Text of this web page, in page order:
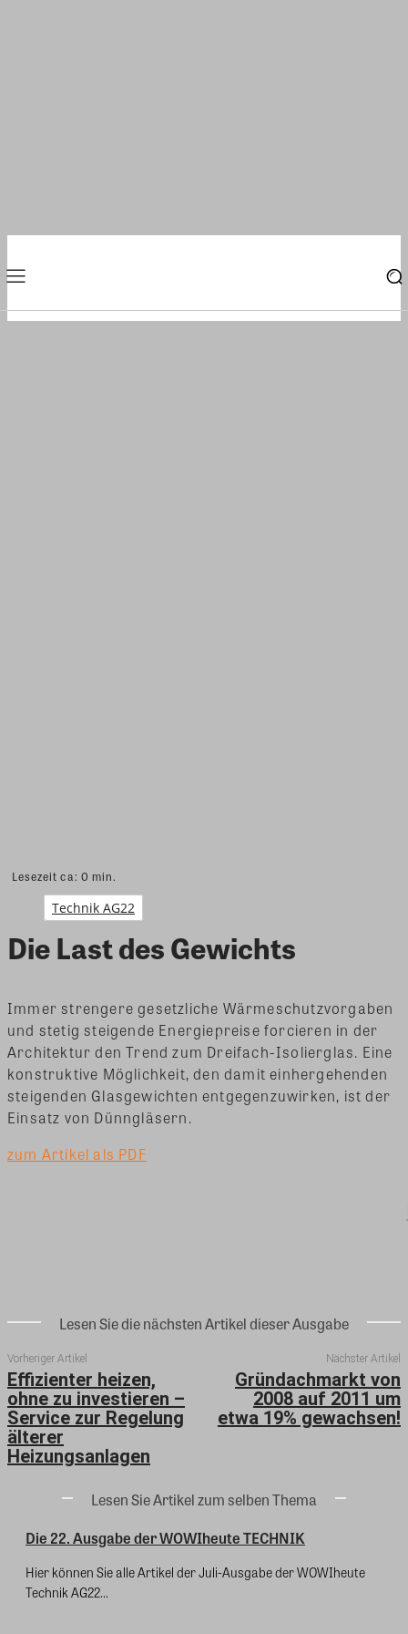
Lesezeit ca: 0 min.
Technik AG22
Die Last des Gewichts
Immer strengere gesetzliche Wärmeschutzvorgaben
und stetig steigende Energiepreise forcieren in der
Architektur den Trend zum Dreifach-Isolierglas. Eine
konstruktive Möglichkeit, den damit einhergehenden
steigenden Glasgewichten entgegenzuwirken, ist der
Einsatz von Dünngläsern.
zum Artikel als PDF
Lesen Sie die nächsten Artikel dieser Ausgabe
Vorheriger Artikel
Effizienter heizen,
ohne zu investieren –
Service zur Regelung
älterer
Heizungsanlagen
Nächster Artikel
Gründachmarkt von
2008 auf 2011 um
etwa 19% gewachsen!
Lesen Sie Artikel zum selben Thema
Die 22. Ausgabe der WOWIheute TECHNIK
Hier können Sie alle Artikel der Juli-Ausgabe der WOWIheute
Technik AG22...